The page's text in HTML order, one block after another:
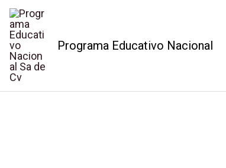
contenido
Programa Educativo Nacional
Volver A La Tienda
FUNDAMENTOS